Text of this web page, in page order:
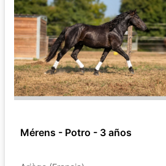
Mérens - Potro - 3 años